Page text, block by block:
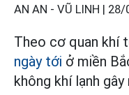
AN AN - VŨ LINH | 28/
Theo cơ quan khí
ngày tới ở miền
không khí lạnh